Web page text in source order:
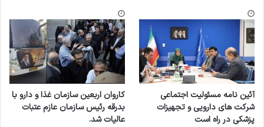
آئین نامه مسئولیت اجتماعی
شرکت های دارویی و تجهیزات
پزشکی در راه است
کاروان اربعین سازمان غذا و دارو با
بدرقه رئیس سازمان عازم عتبات
عالیات شد.